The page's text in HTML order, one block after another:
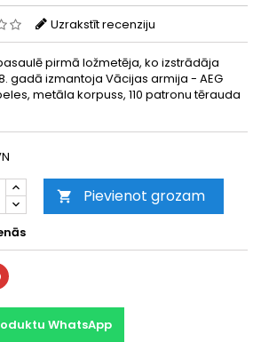
Uzrakstīt recenziju
pirmā ložmetēja, ko izstrādāja
gadā izmantoja Vācijas armija - AEG
metāla korpuss, 110 patronu tērauda
 Pievienot grozam
Pinterest
WhatsApp